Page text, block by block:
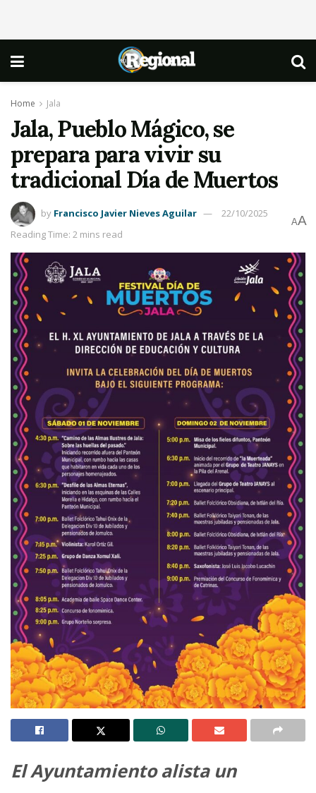
Home Jala
Jala, Pueblo Mágico, se
prepara para vivir su
tradicional Día de Muertos
by Francisco Javier Nieves Aguilar
22/10/2025
Reading Time: 2 mins read
AA
El Ayuntamiento alista un